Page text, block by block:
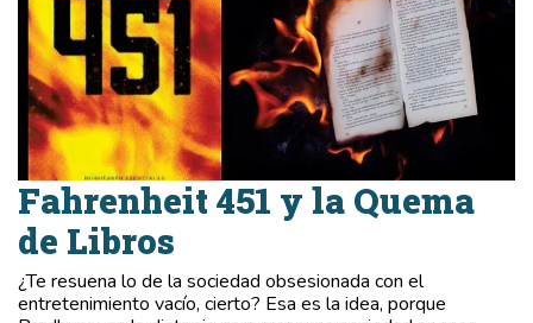
Fahrenheit 451 y la Quema
de Libros
¿Te resuena lo de la sociedad obsesionada con el
entretenimiento vacío, cierto? Esa es la idea, porque